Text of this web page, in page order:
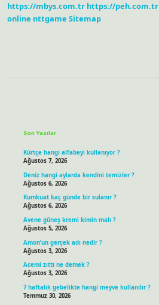
https://mbys.com.tr https://peh.com.tr
online nttgame Sitemap
Son Yazılar
Kürtçe hangi alfabeyi kullanıyor ?
Ağustos 7, 2026
Deniz hangi aylarda kendini temizler ?
Ağustos 6, 2026
Kumkuat kaç günde bir sulanır ?
Ağustos 6, 2026
Avene güneş kremi kimin malı ?
Ağustos 5, 2026
Amon’un gerçek adı nedir ?
Ağustos 3, 2026
Acemi zıttı ne demek ?
Ağustos 3, 2026
7 haftalık gebelikte hangi meyve kullanılır ?
Temmuz 30, 2026